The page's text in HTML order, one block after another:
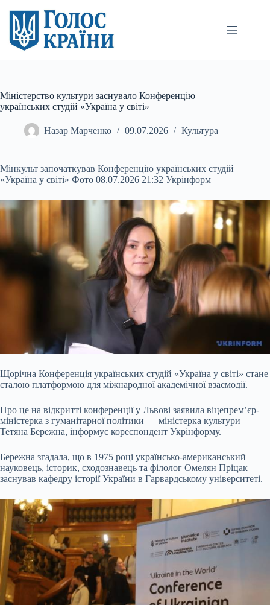
вмісту
Міністерство культури заснувало Конференцію
українських студій «Україна у світі»
Назар Марченко 09.07.2026 Культура
Мінкульт започаткував Конференцію українських студій
«Україна у світі» Фото 08.07.2026 21:32 Укрінформ
Щорічна Конференція українських студій «Україна у світі» стане
сталою платформою для міжнародної академічної взаємодії.
Про це на відкритті конференції у Львові заявила віцепрем’єр-
міністерка з гуманітарної політики — міністерка культури
Тетяна Бережна, інформує кореспондент Укрінформу.
Бережна згадала, що в 1975 році українсько-американський
науковець, історик, сходознавець та філолог Омелян Пріцак
заснував кафедру історії України в Гарвардському університеті.